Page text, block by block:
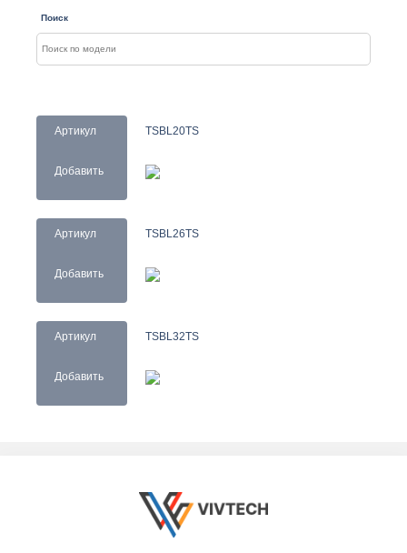
Поиск
Артикул
Добавить
TSBL20TS
Артикул
Добавить
TSBL26TS
Артикул
Добавить
TSBL32TS